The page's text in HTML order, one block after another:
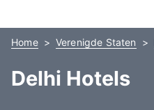
Home Verenigde Staten
Delhi Hotels